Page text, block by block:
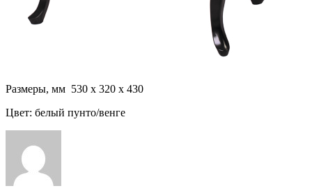
Размеры, мм 530 x 320 x 430
Цвет: белый пунто/венге